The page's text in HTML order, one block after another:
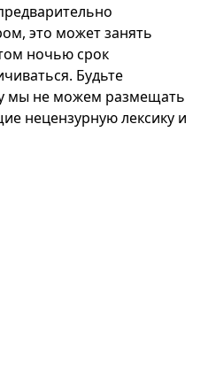
это может занять
ночью срок
Будьте
мы не можем размещать
нецензурную лексику и